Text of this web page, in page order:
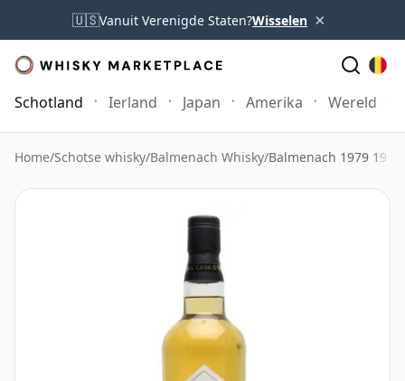
🇺🇸Vanuit Verenigde Staten?Wisselen ×
Schotland Ierland Japan Amerika Wereld
Home/Schotse whisky/Balmenach Whisky/Balmenach 1979 19